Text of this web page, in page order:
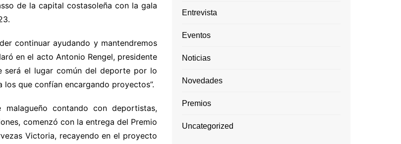
de la capital costasoleña con la gala
continuar ayudando y mantendremos
en el acto Antonio Rengel, presidente
será el lugar común del deporte por lo
que confían encargando proyectos”.
contando con deportistas,
comenzó con la entrega del Premio
Victoria, recayendo en el proyecto
Entrevista
Eventos
Noticias
Novedades
Premios
Uncategorized